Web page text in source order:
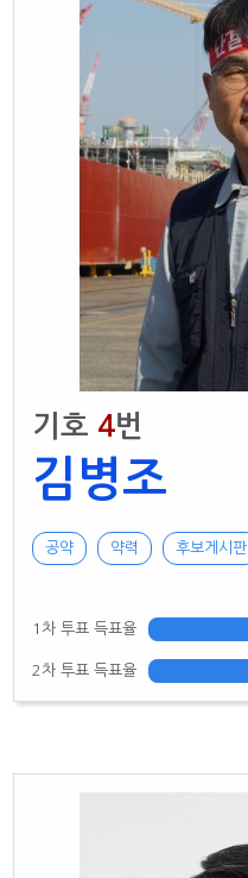
기호 4번
김병조
공약 약력 후보게시판
1차 투표 득표율
2차 투표 득표율